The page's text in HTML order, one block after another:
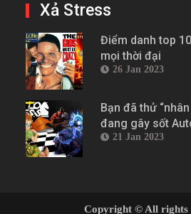
Xả Stress
Điểm danh top
mọi thời đại
26 Jan 2023
Bạn đã thử
đang gây sốt
21 Jan 2023
Copyright © All rights